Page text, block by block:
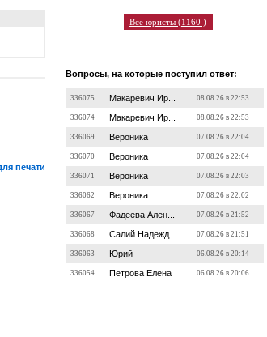
печати
Все юристы (1160 )
Вопросы, на которые поступил ответ:
336075 Макаревич Ир... 08.08.26 в 22:53
336074 Макаревич Ир... 08.08.26 в 22:53
336069 Вероника 07.08.26 в 22:04
336070 Вероника 07.08.26 в 22:04
336071 Вероника 07.08.26 в 22:03
336062 Вероника 07.08.26 в 22:02
336067 Фадеева Ален... 07.08.26 в 21:52
336068 Салий Надежд... 07.08.26 в 21:51
336063 Юрий 06.08.26 в 20:14
336054 Петрова Елена 06.08.26 в 20:06